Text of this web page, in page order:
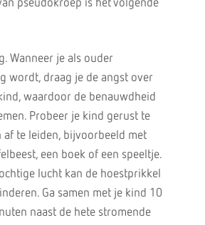
pseudokroep is het volgende
Wanneer je als ouder
wordt, draag je de angst over
waardoor de benauwdheid
Probeer je kind gerust te
af te leiden, bijvoorbeeld met
een boek of een speeltje.
lucht kan de hoestprikkel
Ga samen met je kind 10
naast de hete stromende